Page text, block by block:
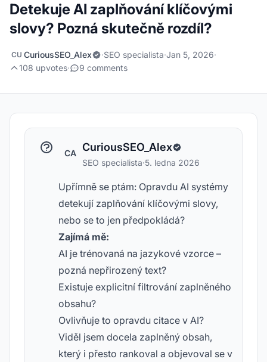
Detekuje AI zaplňování klíčovými
slovy? Pozná skutečně rozdíl?
CU CuriousSEO_Alex ·SEO specialista·Jan 5, 2026·
108 upvotes· 9 comments
CA CuriousSEO_Alex
SEO specialista·5. ledna 2026
Upřímně se ptám: Opravdu AI systémy
detekují zaplňování klíčovými slovy,
nebo se to jen předpokládá?
Zajímá mě:
AI je trénovaná na jazykové vzorce –
pozná nepřirozený text?
Existuje explicitní filtrování zaplněného
obsahu?
Ovlivňuje to opravdu citace v AI?
Viděl jsem docela zaplněný obsah,
který i přesto rankoval a objevoval se v